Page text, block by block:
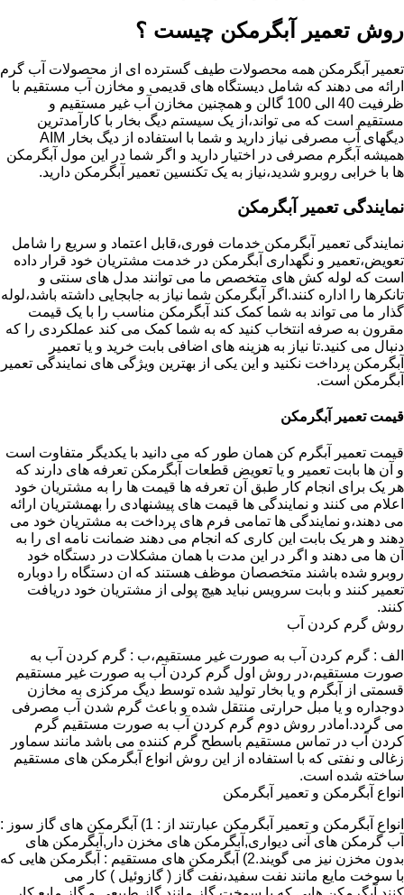
روش تعمیر آبگرمکن چیست ؟
تعمیر آبگرمکن همه محصولات طیف گسترده ای از محصولات آب گرم
ارائه می دهند که شامل دیستگاه های قدیمی و مخازن آب مستقیم با
ظرفیت 40 الی 100 گالن و همچنین مخازن آب غیر مستقیم و
مستقیم است که می تواند،از یک سیستم دیگ بخار با کارآمدترین
دیگهای آب مصرفی نیاز دارید و شما با استفاده از دیگ بخار AIM
همیشه آبگرم مصرفی در اختیار دارید و اگر شما در این مول آبگرمکن
ها با خرابی روبرو شدید،نیاز به یک تکنسین تعمیر آبگرمکن دارید.
نمایندگی تعمیر آبگرمکن
نمایندگی تعمیر آبگرمکن خدمات فوری،قابل اعتماد و سریع را شامل
تعویض،تعمیر و نگهداری آبگرمکن در خدمت مشتریان خود قرار داده
است که لوله کش های متخصص ما می توانند مدل های سنتی و
تانکرها را اداره کنند.اگر آبگرمکن شما نیاز به جابجایی داشته باشد،لوله
گذار ما می تواند به شما کمک کند آبگرمکن مناسب را با یک قیمت
مقرون به صرفه انتخاب کنید که به شما کمک می کند عملکردی را که
دنبال می کنید.تا نیاز به هزینه های اضافی بابت خرید و یا تعمیر
آبگرمکن پرداخت نکنید و این یکی از بهترین ویژگی های نمایندگی تعمیر
آبگرمکن است.
قیمت تعمیر آبگرمکن
قیمت تعمیر آبگرم کن همان طور که می دانید با یکدیگر متفاوت است
و آن ها بابت تعمیر و یا تعویض قطعات آبگرمکن تعرفه های دارند که
هر یک برای انجام کار طبق آن تعرفه ها قیمت ها را به مشتریان خود
اعلام می کنند و نمایندگی ها قیمت های پیشنهادی را بهمشتریان ارائه
می دهند،و نمایندگی ها تمامی فرم های پرداخت به مشتریان خود می
دهند و هر یک بابت این کاری که انجام می دهند ضمانت نامه ای را به
آن ها می دهند و اگر در این مدت با همان مشکلات در دستگاه خود
روبرو شده باشند متخصصان موظف هستند که ان دستگاه را دوباره
تعمیر کنند و بابت سرویس نباید هیچ پولی از مشتریان خود دریافت
کنند.
روش گرم کردن آب
الف : گرم کردن آب به صورت غیر مستقیم،ب : گرم کردن آب به
صورت مستقیم،در روش اول گرم کردن آب به صورت غیر مستقیم
قسمتی از آبگرم و یا بخار تولید شده توسط دیگ مرکزی به مخازن
دوجداره و یا مبل حرارتی منتقل شده و باعث گرم شدن آب مصرفی
می گردد.امادر روش دوم گرم کردن آب به صورت مستقیم گرم
کردن آب در تماس مستقیم باسطح گرم کننده می باشد مانند سماور
زغالی و نفتی که با استفاده از این روش انواع آبگرمکن های مستقیم
ساخته شده است.
انواع آبگرمکن و تعمیر آبگرمکن
انواع آبگرمکن و تعمیر آبگرمکن عبارتند از : 1) آبگرمکن های گاز سوز :
آب گرمکن های آنی دیواری,آبگرمکن های مخزن دار,آبگرمکن های
بدون مخزن نیز می گویند.2) آبگرمکن های مستقیم : آبگرمکن هایی که
با سوخت مایع مانند نفت سفید،نفت گاز ( گازوئیل ) کار می